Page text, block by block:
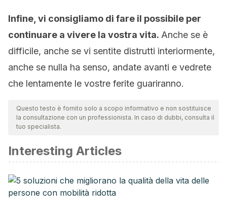
Infine, vi consigliamo di fare il possibile per
continuare a vivere la vostra vita. Anche se è
difficile, anche se vi sentite distrutti interiormente,
anche se nulla ha senso, andate avanti e vedrete
che lentamente le vostre ferite guariranno.
Questo testo è fornito solo a scopo informativo e non sostituisce
la consultazione con un professionista. In caso di dubbi, consulta il
tuo specialista.
Interesting Articles